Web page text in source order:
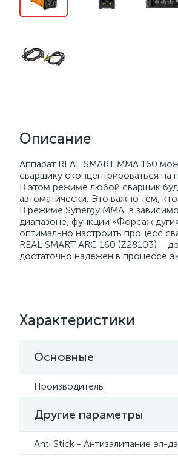
Описание
Аппарат REAL SMART MMA 160
сварщику сконцентрироваться на
В этом режиме любой сварщик
автоматически. Это важно тем,
В режиме Synergy MMA, в
диапазоне, функции «Форсаж
оптимально настроить процесс
REAL SMART ARC 160 (Z28103) –
достаточно надежен в процессе
Характеристики
Основные
Производитель
Другие параметры
Anti Stick - Антизалипание эл-да